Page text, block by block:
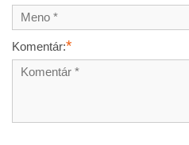
Komentár:*